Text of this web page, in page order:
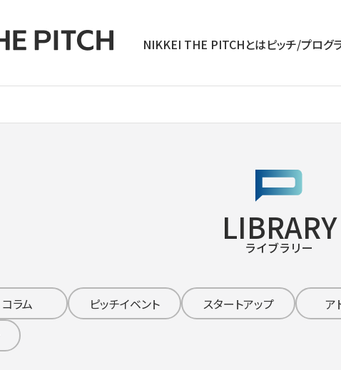
NIKKEI THE PITCHとはピッチ/プログ
LIBRARY
ライブラリー
コラム ピッチイベント スタートアップ ア